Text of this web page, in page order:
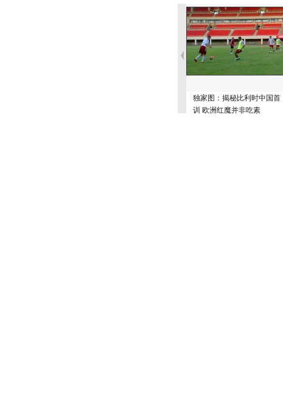
独家图：揭秘比利时中国首
训 欧洲红魔并非吃素